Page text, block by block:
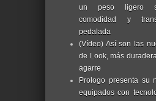
un peso ligero
comodidad y
pedalada
(Vídeo) Así son las
de Look, más
agarre
Prologo presenta su
equipados con